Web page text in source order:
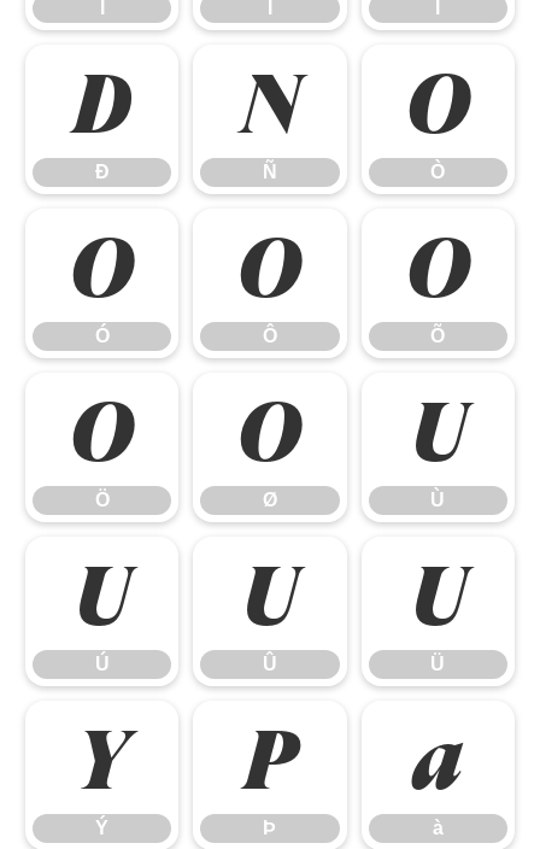
Ð
Ð
Ñ
Ñ
Ò
Ò
Ó
Ó
Ô
Ô
Õ
Õ
Ö
Ö
Ø
Ø
Ù
Ù
Ú
Ú
Û
Û
Ü
Ü
Ý
Ý
Þ
Þ
à
à